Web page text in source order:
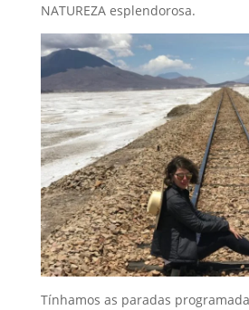
NATUREZA esplendorosa.
Tínhamos as paradas